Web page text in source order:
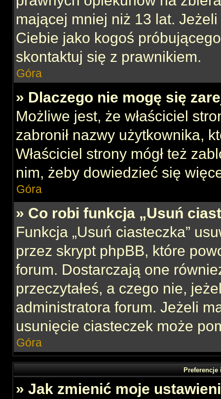
mającej mniej niż 13 lat.
Ciebie jako kogoś
skontaktuj się z prawnikiem.
Góra
» Dlaczego nie mogę się
Możliwe jest, że właściciel
zabronił nazwy użytkownika,
Właściciel strony mógł też
nim, żeby dowiedzieć się
Góra
» Co robi funkcja „Usuń
Funkcja „Usuń ciasteczka”
przez skrypt phpBB, które
forum. Dostarczają one
przeczytałeś, a czego nie,
administratora forum. Jeżeli
usunięcie ciasteczek może
Góra
» Jak zmienić moje